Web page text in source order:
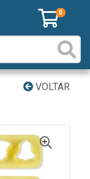
0
VOLTAR